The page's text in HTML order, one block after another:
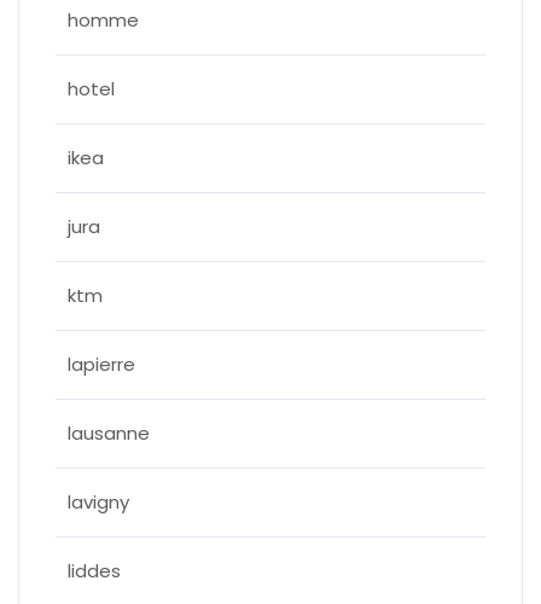
homme
hotel
ikea
jura
ktm
lapierre
lausanne
lavigny
liddes